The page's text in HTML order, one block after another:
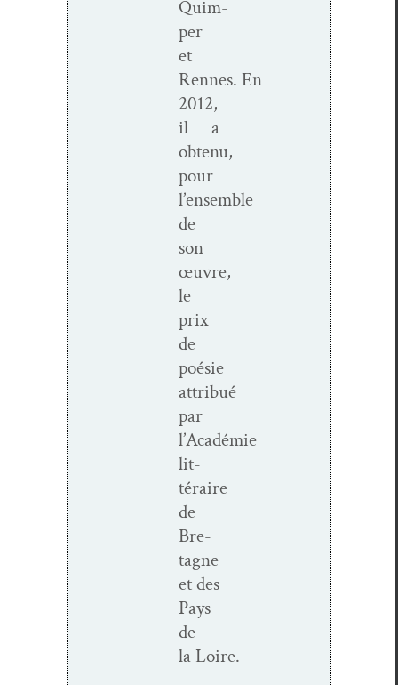
Quim­
per
et
Rennes. En
2012,
il a
obtenu,
pour
l’ensemble
de
son
œuvre,
le
prix
de
poésie
attribué
par
l’Académie
lit­
téraire
de
Bre­
tagne
et des
Pays
de
la Loire.